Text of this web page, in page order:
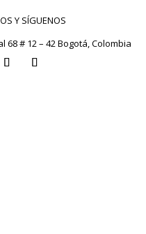
Y SÍGUENOS
68 # 12 – 42 Bogotá, Colombia